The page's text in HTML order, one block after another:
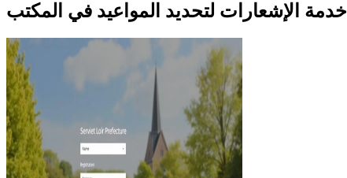
خدمة الإشعارات لتحديد المواعيد في المكتب